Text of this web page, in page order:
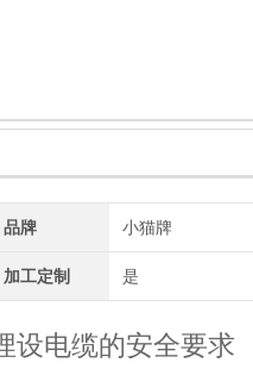
品牌 小猫牌
加工定制 是
设电缆的安全要求